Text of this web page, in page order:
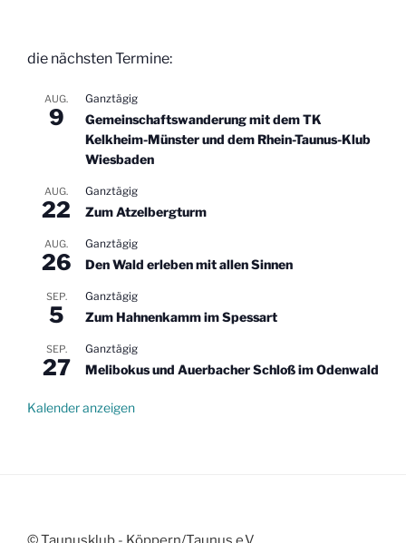
die nächsten Termine:
AUG.
9
Ganztägig
Gemeinschaftswanderung mit dem TK
Kelkheim-Münster und dem Rhein-Taunus-Klub
Wiesbaden
AUG.
22
Ganztägig
Zum Atzelbergturm
AUG.
26
Ganztägig
Den Wald erleben mit allen Sinnen
SEP.
5
Ganztägig
Zum Hahnenkamm im Spessart
SEP.
27
Ganztägig
Melibokus und Auerbacher Schloß im Odenwald
Kalender anzeigen